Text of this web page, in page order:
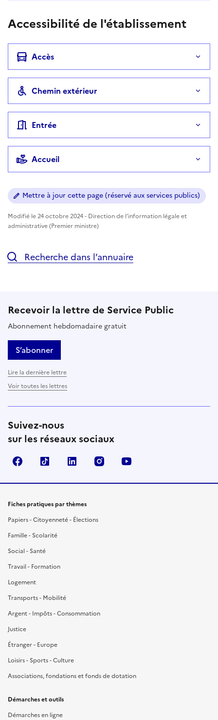
Accessibilité de l'établissement
Accès
Chemin extérieur
Entrée
Accueil
Mettre à jour cette page (réservé aux services publics)
Modifié le 24 octobre 2024 - Direction de l'information légale et
administrative (Premier ministre)
Recherche dans l’annuaire
Recevoir la lettre de Service Public
Abonnement hebdomadaire gratuit
S’abonner
Lire la dernière lettre
Voir toutes les lettres
Suivez-nous
sur les réseaux sociaux
FacebookTikTok LinkedIn Instagram
Fiches pratiques par thèmes
Papiers - Citoyenneté - Élections
Famille - Scolarité
Social - Santé
Travail - Formation
Logement
Transports - Mobilité
Argent - Impôts - Consommation
Justice
Étranger - Europe
Loisirs - Sports - Culture
Associations, fondations et fonds de dotation
Démarches et outils
Démarches en ligne